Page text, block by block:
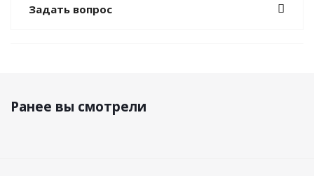
Задать вопрос
Ранее вы смотрели